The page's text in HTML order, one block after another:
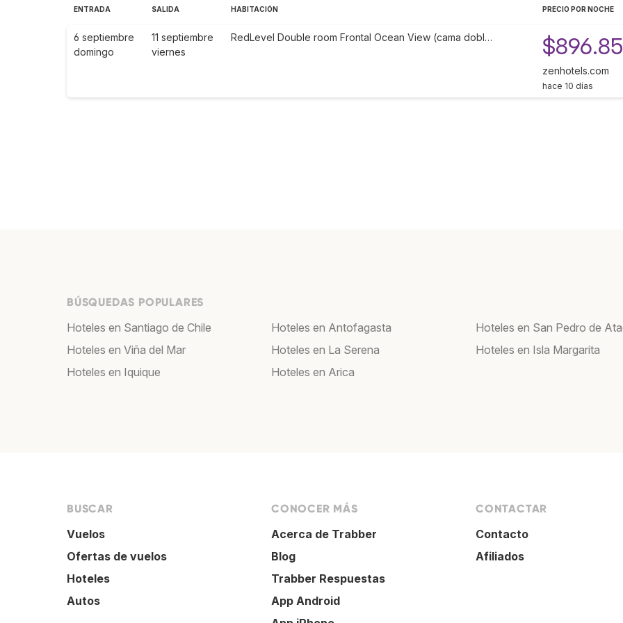
ENTRADA SALIDA HABITACIÓN PRECIO POR NOCHE
6 septiembre
domingo
11 septiembre
viernes
RedLevel Double room Frontal Ocean View (cama dobl…
zenhotels.com
hace 10 días
BÚSQUEDAS POPULARES
Hoteles en Santiago de Chile
Hoteles en Viña del Mar
Hoteles en Iquique
Hoteles en Antofagasta
Hoteles en La Serena
Hoteles en Arica
Hoteles en San Pedro de
Hoteles en Isla Margarita
BUSCAR
Vuelos
Ofertas de vuelos
Hoteles
Autos
CONOCER MÁS
Acerca de Trabber
Blog
Trabber Respuestas
App Android
CONTACTAR
Contacto
Afiliados